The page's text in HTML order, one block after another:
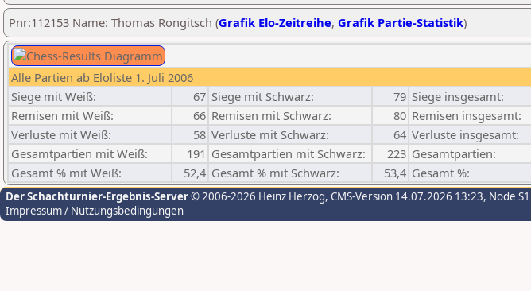
Pnr:112153 Name: Thomas Rongitsch (Grafik Elo-Zeitreihe, Grafik Partie-Statistik)
Alle Partien ab Eloliste 1. Juli 2006
Siege mit Weiß:
67 Siege mit Schwarz: 79 Siege insgesamt:
Remisen mit Weiß:
66 Remisen mit Schwarz: 80 Remisen insgesamt:
Verluste mit Weiß:
58 Verluste mit Schwarz: 64 Verluste insgesamt:
Gesamtpartien mit Weiß:
191 Gesamtpartien mit Schwarz: 223 Gesamtpartien:
Gesamt % mit Weiß:
52,4 Gesamt % mit Schwarz: 53,4 Gesamt %:
Der Schachturnier-Ergebnis-Server© 2006-2026 Heinz Herzog, CMS-Version 14.07.2026 13:23, Node S1
Impressum / Nutzungsbedingungen